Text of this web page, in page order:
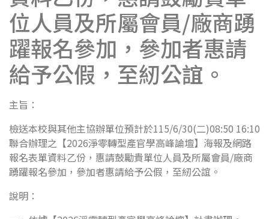
位人員及所屬會員/廠商踴
躍報名參加，參加者惠請
給予公假，至紉公誼。
主旨：
檢送本校與其他主協辦單位預計於115/6/30(二)08:50 16:10
聯合辦理之【2026淨零轉型產官學高峰論壇】海報及網路
報名表單資料乙份，惠請鼓勵貴單位人員及所屬會員/廠商
踴躍報名參加，參加者惠請給予公假，至紉公誼。
說明：